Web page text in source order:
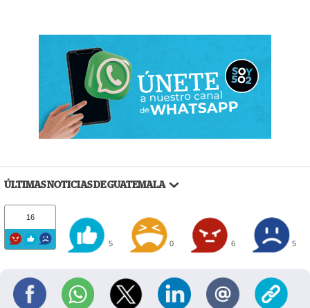
ÚLTIMAS NOTICIAS DE GUATEMALA
16
5 0 6 5